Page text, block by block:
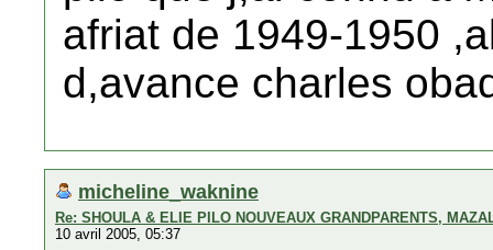
afriat de 1949-1950
d,avance charles
micheline_waknine
Re: SHOULA & ELIE PILO NOUVEAUX GRANDPARENTS,
10 avril 2005, 05:37